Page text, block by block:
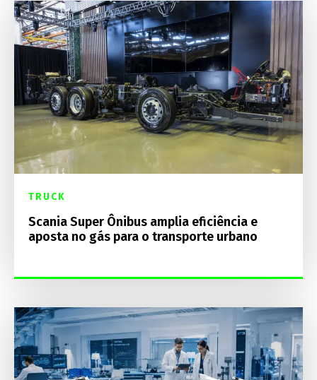
TRUCK
Scania Super Ônibus amplia eficiência e
aposta no gás para o transporte urbano